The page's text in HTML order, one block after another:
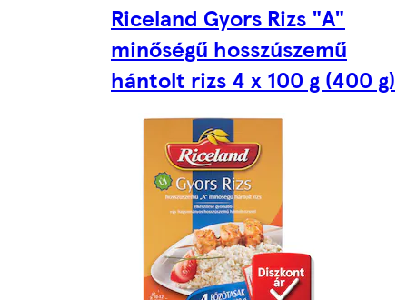
Riceland Gyors Rizs "A"
minőségű hosszúszemű
hántolt rizs 4 x 100 g (400 g)